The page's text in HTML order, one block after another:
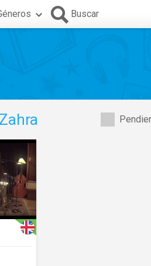
Buscar